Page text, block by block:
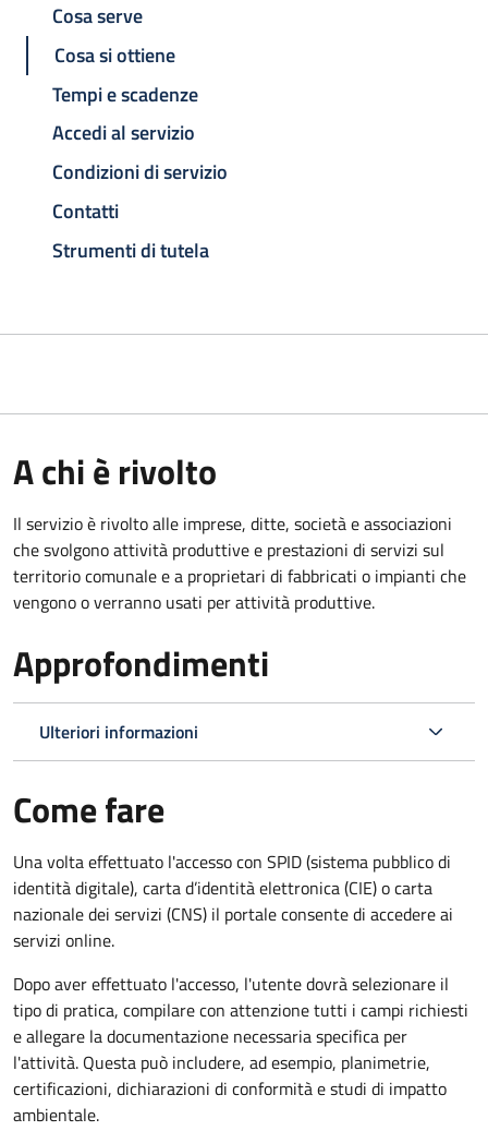
Cosa serve
Cosa si ottiene
Tempi e scadenze
Accedi al servizio
Condizioni di servizio
Contatti
Strumenti di tutela
A chi è rivolto
Il servizio è rivolto alle imprese, ditte, società e associazioni
che svolgono attività produttive e prestazioni di servizi sul
territorio comunale e a proprietari di fabbricati o impianti che
vengono o verranno usati per attività produttive.
Approfondimenti
Ulteriori informazioni
Come fare
Una volta effettuato l'accesso con SPID (sistema pubblico di
identità digitale), carta d’identità elettronica (CIE) o carta
nazionale dei servizi (CNS) il portale consente di accedere ai
servizi online.
Dopo aver effettuato l'accesso, l'utente dovrà selezionare il
tipo di pratica, compilare con attenzione tutti i campi richiesti
e allegare la documentazione necessaria specifica per
l'attività. Questa può includere, ad esempio, planimetrie,
certificazioni, dichiarazioni di conformità e studi di impatto
ambientale.